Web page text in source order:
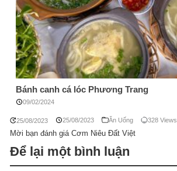
Bánh canh cá lóc Phương Trang
09/02/2024
25/08/2023 25/08/2023 Ăn Uống 328 Views
Mời bạn đánh giá Cơm Niêu Đất Việt
Để lại một bình luận